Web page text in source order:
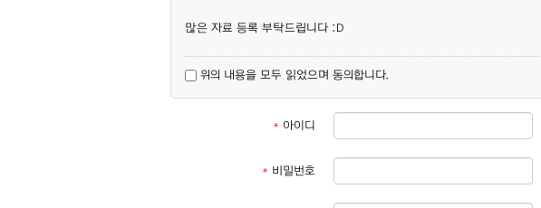
많은 자료 등록 부탁드립니다 :D
위의 내용을 모두 읽었으며 동의합니다.
* 아이디
* 비밀번호